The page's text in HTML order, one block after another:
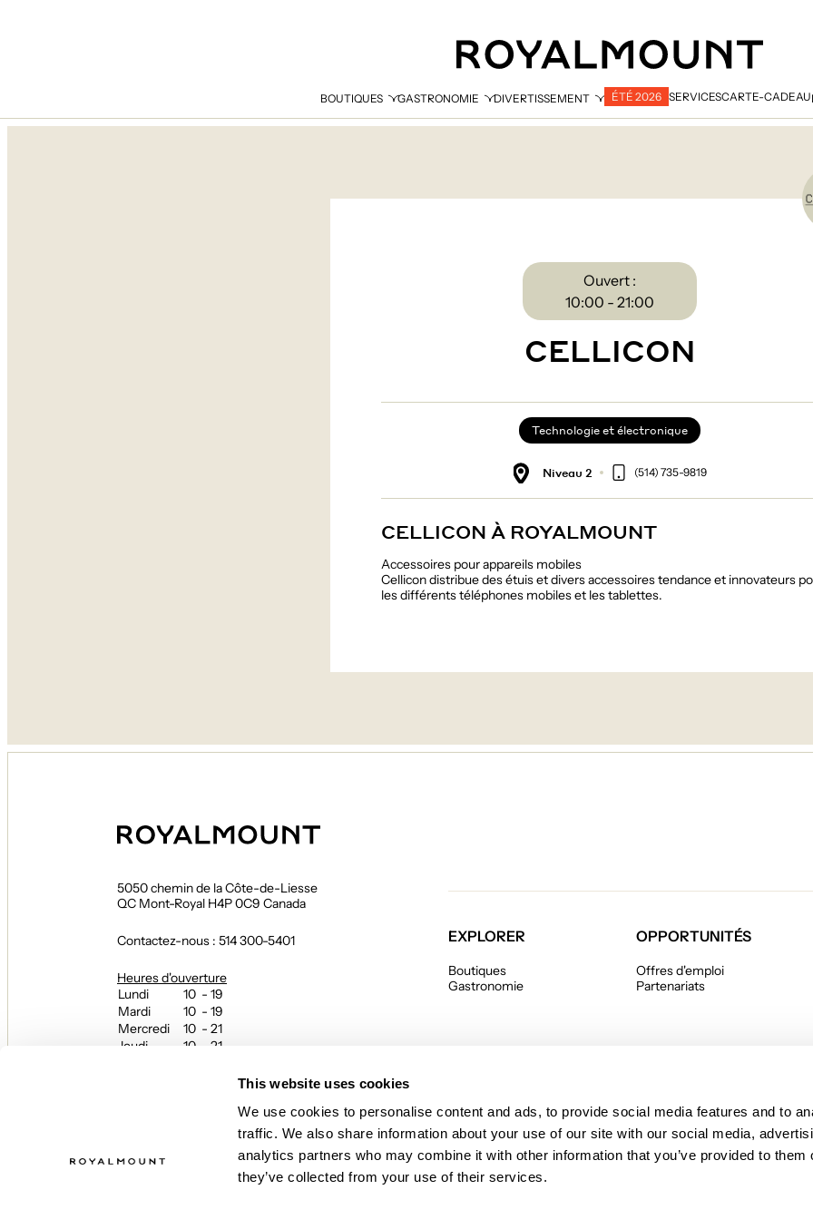
This website uses cookies
We use cookies to personalise content and ads, to provide social media features and to
traffic. We also share information about your use of our site with our social media,
analytics partners who may combine it with other information that you’ve provided to them
they’ve collected from your use of their services.
BOUTIQUES GASTRONOMIE DIVERTISSEMENT ÉTÉ 2026 SERVICESCARTE-CADEAU
Ouvert :
10:00 - 21:00
CELLICON
Technologie et électronique
Niveau 2 (514) 735-9819
CELLICON À ROYALMOUNT
Accessoires pour appareils mobiles
Cellicon distribue des étuis et divers accessoires tendance et innovateurs
les différents téléphones mobiles et les tablettes.
EXPLORER
Boutiques
Gastronomie
OPPORTUNITÉS
Offres d'emploi
Partenariats
5050 chemin de la Côte-de-Liesse
QC Mont-Royal H4P 0C9 Canada
Contactez-nous : 514 300-5401
Heures d'ouverture
Lundi
10 - 19
Mardi
10 - 19
Mercredi
10 - 21
Jeudi
10 - 21
Heures d’ouverture des restaurants
L’expérience se poursuit jusqu’en soirée!
Les heures peuvent varier — contactez directement le